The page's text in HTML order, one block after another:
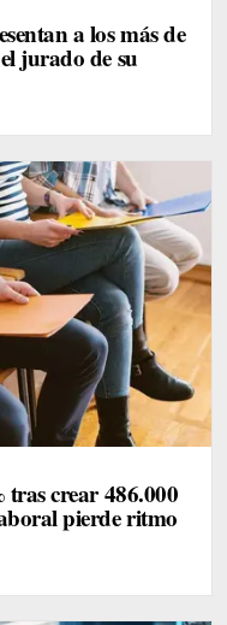
a los más de
jurado de su
crear 486.000
pierde ritmo